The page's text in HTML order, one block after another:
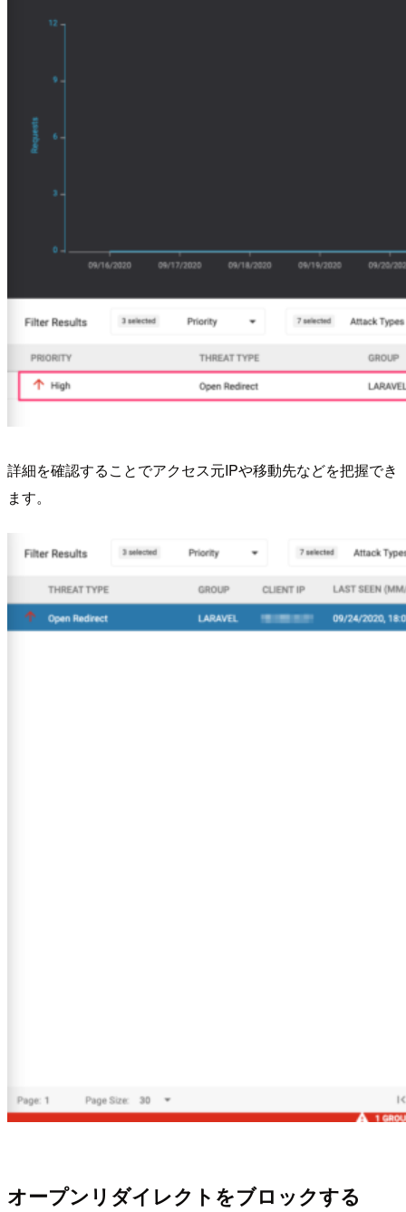
詳細を確認することでアクセス元IPや移動先などを把握でき
ます。
オープンリダイレクトをブロックする